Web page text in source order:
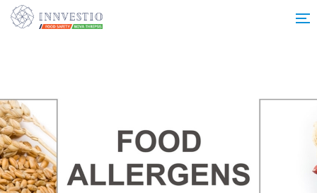
Additionally, paste this code immediately after the opening tag: